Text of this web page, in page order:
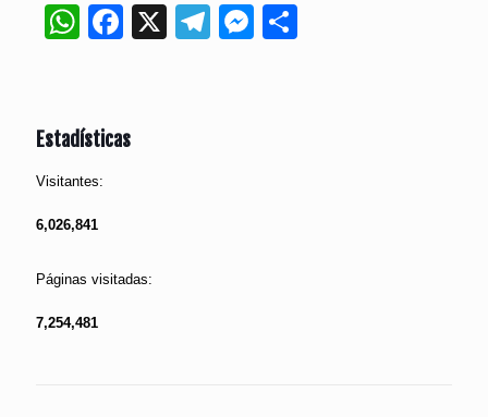
WhatsApp
Facebook
X Telegram
Messenger
Estadísticas
Visitantes:
6,026,841
Páginas visitadas:
7,254,481